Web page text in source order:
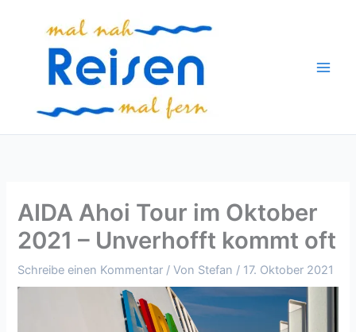
AIDA Ahoi Tour im Oktober
2021 – Unverhofft kommt oft
Schreibe einen Kommentar / Von Stefan / 17. Oktober 2021